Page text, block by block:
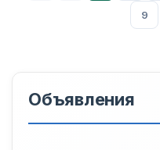
9
Объявления